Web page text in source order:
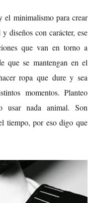
el minimalismo para crear
diseños con carácter, ese
que van en torno a
que se mantengan en el
ropa que dure y sea
momentos. Planteo
usar nada animal. Son
tiempo, por eso digo que